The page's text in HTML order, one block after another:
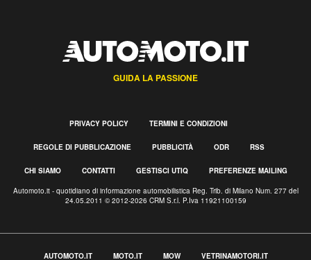
GUIDA LA PASSIONE
PRIVACY POLICY TERMINI E CONDIZIONI
REGOLE DI PUBBLICAZIONE PUBBLICITÀ ODR RSS
CHI SIAMO CONTATTI GESTISCI UTIQ PREFERENZE MAILING
Automoto.it - quotidiano di informazione automobilistica Reg. Trib. di Milano Num. 277 del
24.05.2011 © 2012-2026 CRM S.r.l. P.Iva 11921100159
AUTOMOTO.IT MOTO.IT MOW VETRINAMOTORI.IT